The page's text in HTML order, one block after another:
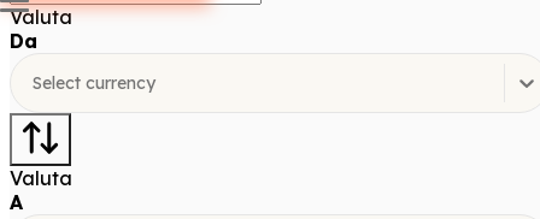
Valuta
Da
Select currency
Valuta
A